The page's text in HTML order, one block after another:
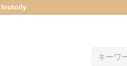
Inutoily